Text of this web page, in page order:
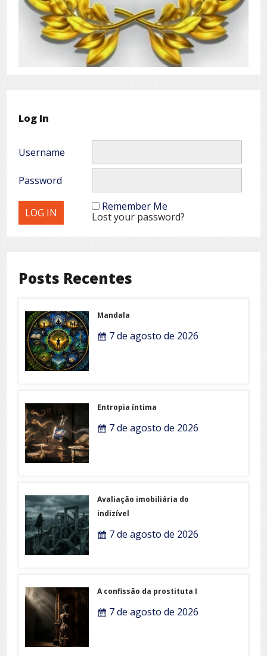
Log In
Username
Password
Remember Me
Lost your password?
Posts Recentes
Mandala
7 de agosto de 2026
Entropia íntima
7 de agosto de 2026
Avaliação imobiliária do
indizível
7 de agosto de 2026
A confissão da prostituta I
7 de agosto de 2026